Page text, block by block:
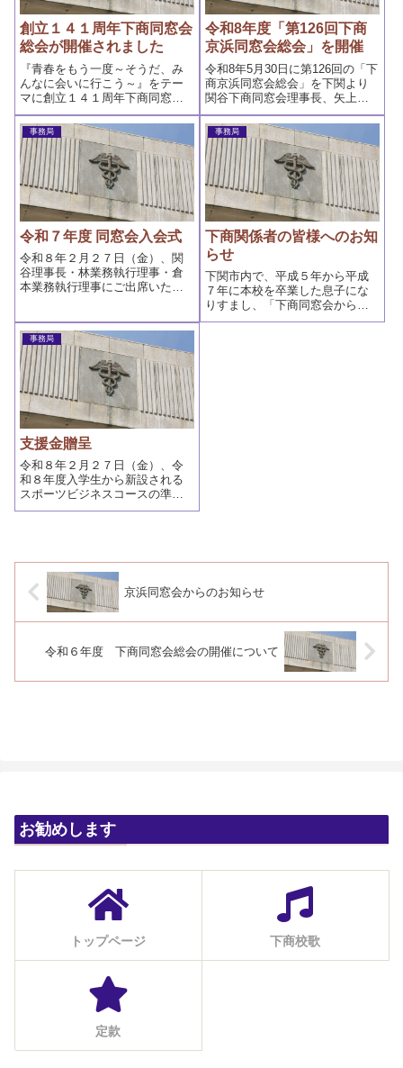
創立１４１周年下商同窓会
総会が開催されました
『青春をもう一度～そうだ、み
んなに会いに行こう～』をテー
マに創立１４１周年下商同窓会
総会が令和７年１０月１８日
（土）にシ...
令和8年度「第126回下商
京浜同窓会総会」を開催
令和8年5月30日に第126回の「下
商京浜同窓会総会」を下関より
関谷下商同窓会理事長、矢上下
関商業高等学校長、並びに三
浦...
事務局
令和７年度 同窓会入会式
令和８年２月２７日（金）、関
谷理事長・林業務執行理事・倉
本業務執行理事にご出席いただ
事務局
下商関係者の皆様へのお知
らせ
下関市内で、平成５年から平成
７年に本校を卒業した息子にな
りすまし、「下商同窓会からハ
ガキが届いていないか」という
事務局
支援金贈呈
令和８年２月２７日（金）、令
和８年度入学生から新設される
スポーツビジネスコースの準備
や小学生向け出前授業の教材購
京浜同窓会からのお知らせ
令和６年度 下商同窓会総会の開催について
お勧めします
トップページ 下商校歌
定款